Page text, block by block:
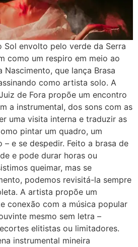
Sol envolto pelo verde da Serra
como um respiro em meio ao
Nascimento, que lança Brasa
como artista solo. A
de Fora propõe um encontro
a instrumental, dos sons com as
uma visita interna e traduzir as
pintar um quadro, um
– e se despedir. Feito a brasa de
e pode durar horas ou
queimar, mas se
podemos revisitá-la sempre
A artista propõe um
conexão com a música popular
mesmo sem letra –
elitistas ou limitadores.
instrumental mineira